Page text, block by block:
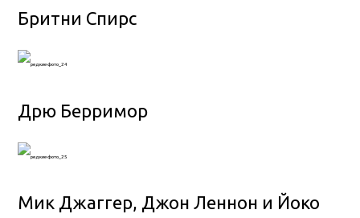
Бритни Спирс
Дрю Берримор
Мик Джаггер, Джон Леннон и Йоко